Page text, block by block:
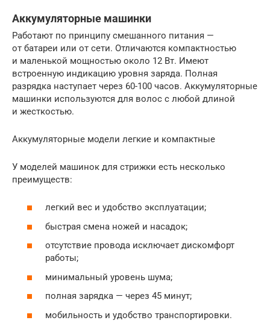
Аккумуляторные машинки
Работают по принципу смешанного питания —
от батареи или от сети. Отличаются компактностью
и маленькой мощностью около 12 Вт. Имеют
встроенную индикацию уровня заряда. Полная
разрядка наступает через 60-100 часов. Аккумуляторные
машинки используются для волос с любой длиной
и жесткостью.
Аккумуляторные модели легкие и компактные
У моделей машинок для стрижки есть несколько
преимуществ:
легкий вес и удобство эксплуатации;
быстрая смена ножей и насадок;
отсутствие провода исключает дискомфорт
работы;
минимальный уровень шума;
полная зарядка — через 45 минут;
мобильность и удобство транспортировки.